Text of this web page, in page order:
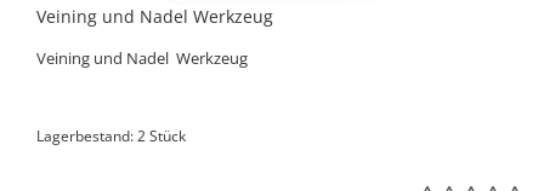
Veining und Nadel Werkzeug
Veining und Nadel Werkzeug
Lagerbestand: 2 Stück